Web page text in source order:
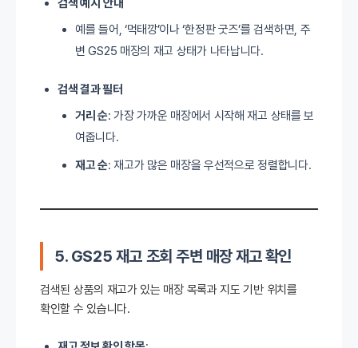
검색 예시 안내
예를 들어, ‘먹태깡’이나 ‘한정판 굿즈’를 검색하면, 주
변 GS25 매장의 재고 상태가 나타납니다.
검색 결과 필터
거리 순: 가장 가까운 매장에서 시작해 재고 상태를 보
여줍니다.
재고 순: 재고가 많은 매장을 우선적으로 정렬합니다.
5. GS25 재고 조회주변 매장 재고 확인
검색된 상품의 재고가 있는 매장 목록과 지도 기반 위치를
확인할 수 있습니다.